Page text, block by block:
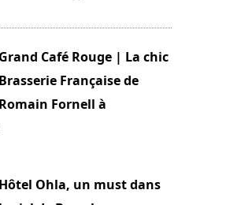
Grand Café Rouge | La chic
Brasserie Française de
Romain Fornell à
Hôtel Ohla, un must dans